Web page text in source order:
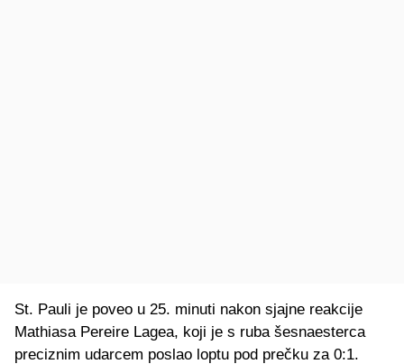
St. Pauli je poveo u 25. minuti nakon sjajne reakcije
Mathiasa Pereire Lagea, koji je s ruba šesnaesterca
preciznim udarcem poslao loptu pod prečku za 0:1.